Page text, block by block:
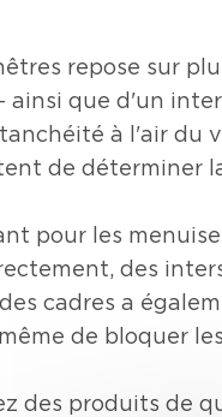
repose sur
ainsi que d'un
à l'air du
de déterminer
pour les
des
cadres a
de bloquer
des produits de